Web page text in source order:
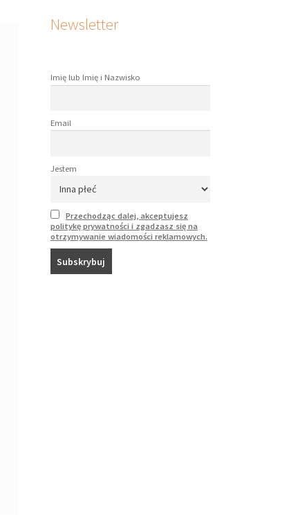
Newsletter
Imię lub Imię i Nazwisko
Email
Jestem
Przechodząc dalej, akceptujesz
politykę prywatności i zgadzasz się na
otrzymywanie wiadomości reklamowych.